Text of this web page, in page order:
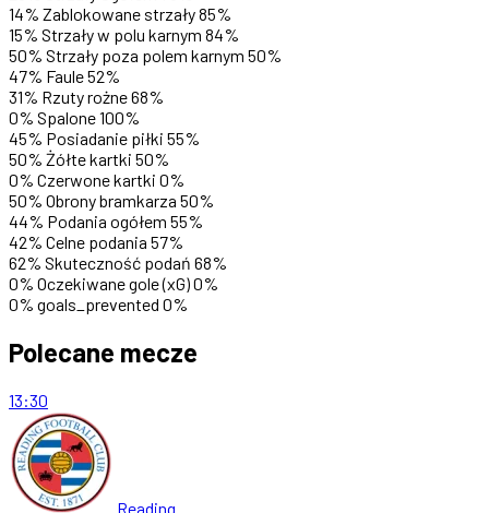
14% Zablokowane strzały85%
15% Strzały w polu karnym 84%
50% Strzały poza polem karnym 50%
47% Faule52%
31% Rzuty rożne68%
0% Spalone100%
45% Posiadanie piłki 55%
50% Żółte kartki 50%
0% Czerwone kartki 0%
50% Obrony bramkarza 50%
44% Podania ogółem 55%
42% Celne podania 57%
62% Skuteczność podań 68%
0% Oczekiwane gole (xG)0%
0% goals_prevented 0%
Polecane mecze
13:30
Reading